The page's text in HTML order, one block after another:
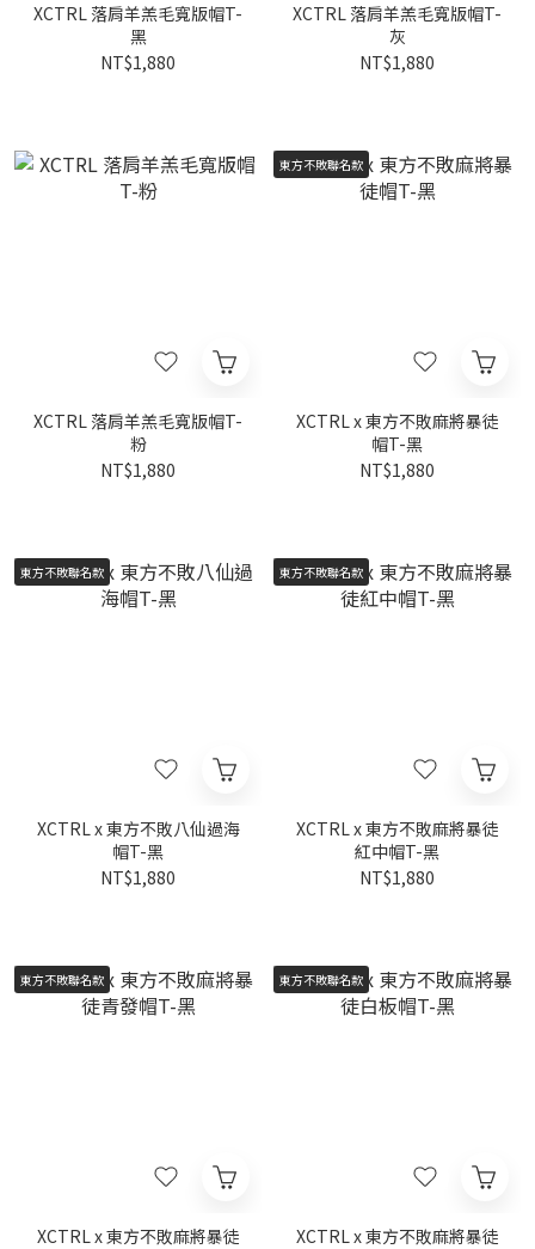
XCTRL 落肩羊羔毛寬版帽T-
黑
NT$1,880
XCTRL 落肩羊羔毛寬版帽T-
灰
NT$1,880
XCTRL 落肩羊羔毛寬版帽T-
粉
NT$1,880
東方不敗聯名款
XCTRL x 東方不敗麻將暴徒
帽T-黑
NT$1,880
東方不敗聯名款
XCTRL x 東方不敗八仙過海
帽T-黑
NT$1,880
東方不敗聯名款
XCTRL x 東方不敗麻將暴徒
紅中帽T-黑
NT$1,880
東方不敗聯名款
XCTRL x 東方不敗麻將暴徒
東方不敗聯名款
XCTRL x 東方不敗麻將暴徒